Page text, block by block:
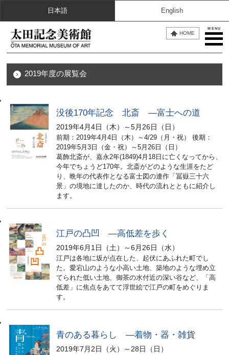
MENU
HOME
日本語 English
2019年度の展覧会
没後170年記念 北斎 ―富士への道
2019年4月4日（木）～5月26日（日）
前期：2019年4月4日（木）～4/29（月・祝） 後期：
2019年5月3日（金・祝）～5月26日（日）
葛飾北斎が、嘉永2年(1849)4月18日に亡くなってから、
今年でちょうど170年。北斎がどのような生涯をたど
り、晩年の代表作となる富士図の連作「冨嶽三十六
景」の境地に達したのか、時代の流れとともに紹介し
ます。
江戸の凸凹 ―高低差を歩く
2019年6月1日（土）～6月26日（水）
江戸は各地に坂が点在した、起伏にあふれた町でし
た。愛宕山のような小高い土地、築地のような埋め立
てられた低い土地、御茶の水付近の深い谷など、「高
低差」に焦点をあてて浮世絵で江戸の町をめぐりま
す。
青のある暮らし ―着物・器・雑貨
2019年7月2日（火）～28日（日）